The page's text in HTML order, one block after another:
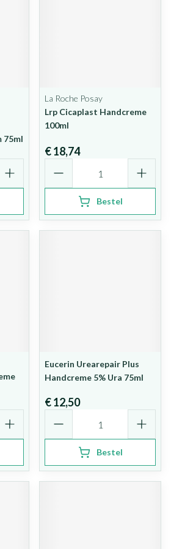
75ml
La Roche Posay
Lrp Cicaplast Handcreme
100ml
€ 18,74
Bestel
Eucerin Urearepair Plus
Handcreme 5% Ura 75ml
€ 12,50
Bestel